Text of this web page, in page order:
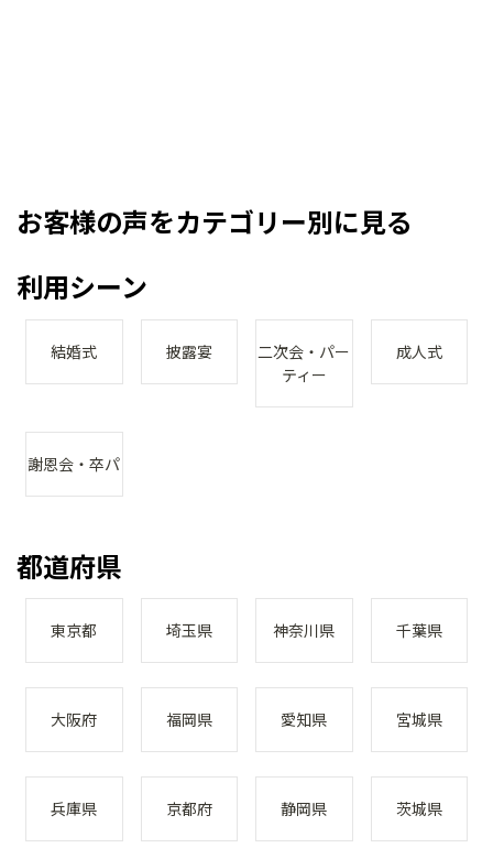
お客様の声をカテゴリー別に見る
利用シーン
結婚式 披露宴
二次会・パー
ティー
成人式
謝恩会・卒パ
都道府県
東京都 埼玉県 神奈川県 千葉県
大阪府 福岡県 愛知県 宮城県
兵庫県 京都府 静岡県 茨城県